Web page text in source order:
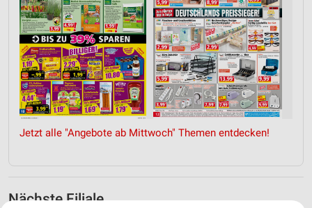
Jetzt alle "Angebote ab Mittwoch" Themen entdecken!
Nächste Filiale